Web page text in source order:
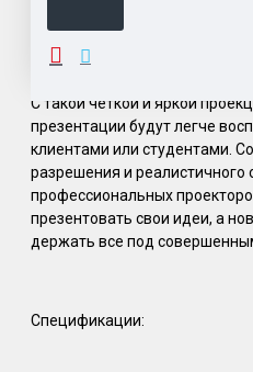
ОПИСАНИЕ
С такой четкой и яркой
презентации будут легче
клиентами или студентами.
разрешения и реалистичного
профессиональных
презентовать свои идеи, а
держать все под
Спецификации: